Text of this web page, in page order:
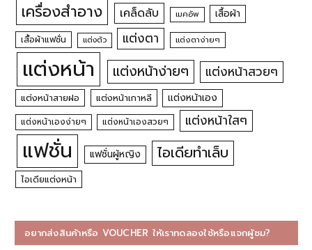
เครื่องสำอาง เคล็ดลับ เมคอัพ เสื้อผ้า
เสื้อผ้าแฟชั่น แต่งตัว แต่งตา แต่งตาง่ายๆ
แต่งหน้า แต่งหน้าง่ายๆ แต่งหน้าสวยๆ
แต่งหน้าสายฝอ แต่งหน้าเกาหลี แต่งหน้าเอง
แต่งหน้าเองง่ายๆ แต่งหน้าเองสวยๆ แต่งหน้าใสๆ
แฟชั่น แฟชั่นผู้หญิง ไอเดียทำเล็บ
ไอเดียแต่งหน้า
อยากส่งสินค้าหรือ VOUCHER ให้เราทดลองใช้หรือแจกผู้ชม?